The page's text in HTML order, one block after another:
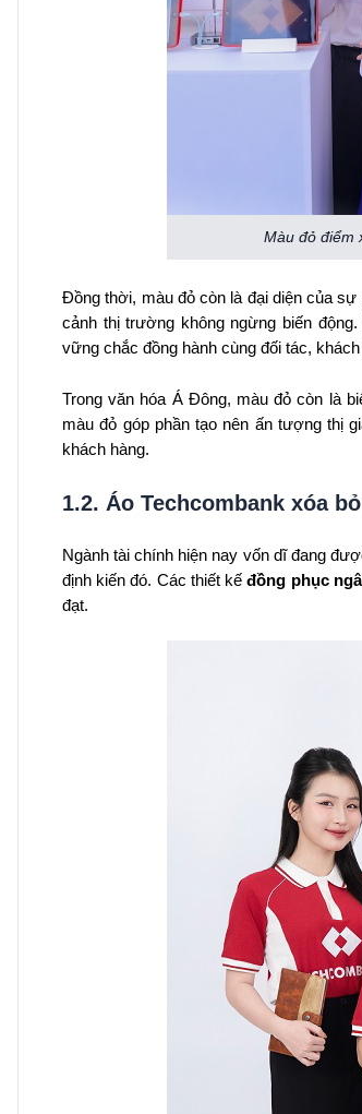
Màu đỏ điểm
Đồng thời, màu đỏ còn là đại diện của sự
cảnh thị trường không ngừng biến
vững chắc đồng hành cùng đối tác, khách
Trong văn hóa Á Đông, màu đỏ còn là
màu đỏ góp phần tạo nên ấn tượng thị
khách hàng.
1.2. Áo Techcombank xóa
Ngành tài chính hiện nay vốn dĩ đang
định kiến đó. Các thiết kếđồng phục
đạt.